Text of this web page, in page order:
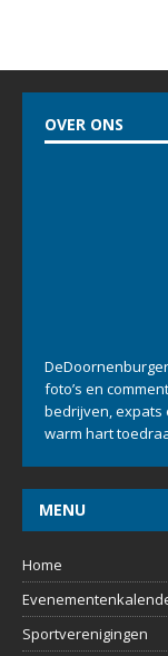
OVER ONS
foto’s en
bedrijven, expats
warm hart
MENU
Home
Sportverenigingen